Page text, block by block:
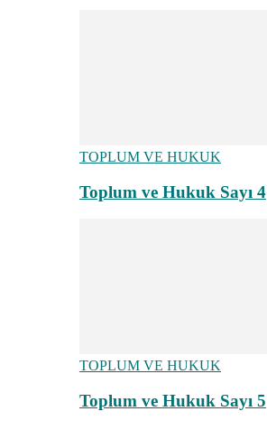
TOPLUM VE HUKUK
Toplum ve Hukuk Sayı 4
TOPLUM VE HUKUK
Toplum ve Hukuk Sayı 5